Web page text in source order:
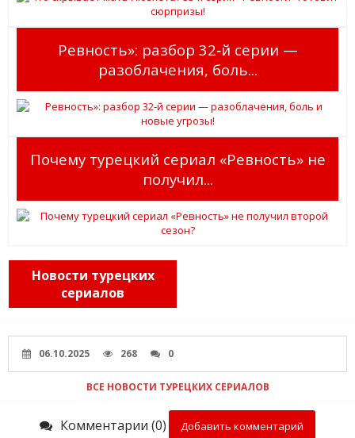
Ревность»: разбор 32‑й серии —
разоблачения, боль...
Почему турецкий сериал «Ревность» не
получил...
Новости турецких
сериалов
06.10.2025 268 0
ВСЕ НОВОСТИ ТУРЕЦКИХ СЕРИАЛОВ
Комментарии (0) Добавить комментарий